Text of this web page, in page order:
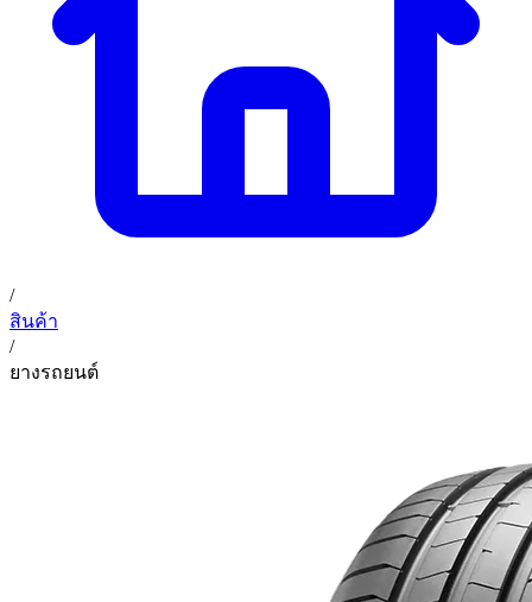
ติดต่อเรา
TH
ก. เจริญค็อกพิท
อุดมสุข 28 ถนนอุดมสุข แขวงบางนาเหนือ เขตบางนา
/
สินค้า
/
ยางรถยนต์